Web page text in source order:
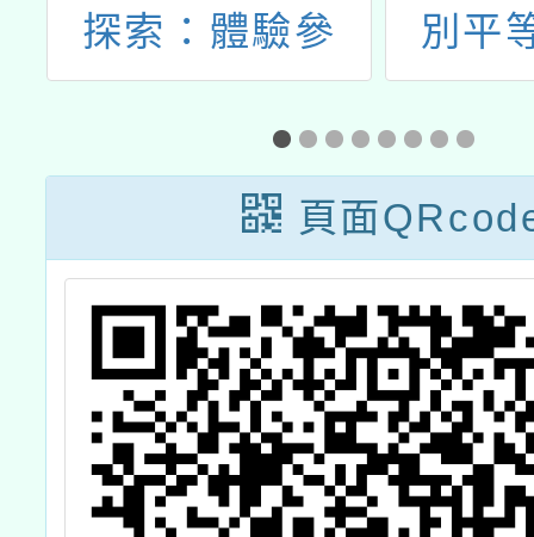
別平等教育協
會，好好長大：
CSE 兒童全方
位成長營
部社
獎
頁面